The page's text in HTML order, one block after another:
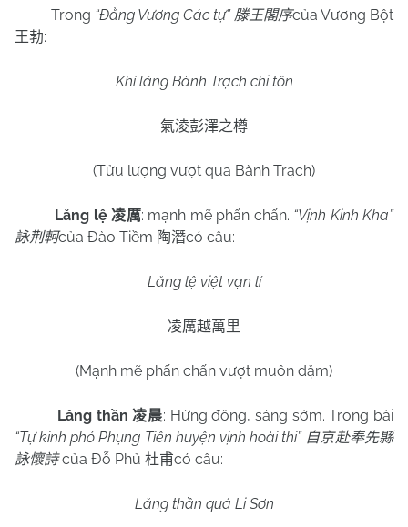
Trong “Đằng Vương Các tự” 滕王閣序của Vương Bột
王勃:
Khí lăng Bành Trạch chi tôn
氣淩彭澤之樽
(Tửu lượng vượt qua Bành Trạch)
Lăng lệ凌厲: mạnh mẽ phấn chấn. “Vịnh Kinh Kha”
詠荆軻của Đào Tiềm 陶潛có câu:
Lăng lệ việt vạn lí
凌厲越萬里
(Mạnh mẽ phấn chấn vượt muôn dặm)
Lăng thần凌晨: Hừng đông, sáng sớm. Trong bài
“Tự kinh phó Phụng Tiên huyện vịnh hoài thi” 自京赴奉先縣
詠懷詩 của Đỗ Phủ 杜甫có câu:
Lăng thần quá Li Sơn